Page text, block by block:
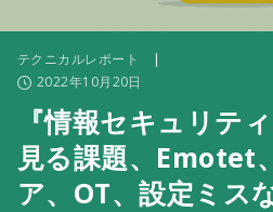
テクニカルレポート
|
2022年10月20日
『情報セキュリテ
見る課題、Emotet
ア、OT、設定ミス